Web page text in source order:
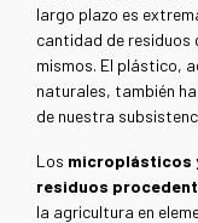
largo plazo es
cantidad de residuos
mismos. El plástico,
naturales, también
de nuestra
Los microplásticos
residuos
la agricultura en